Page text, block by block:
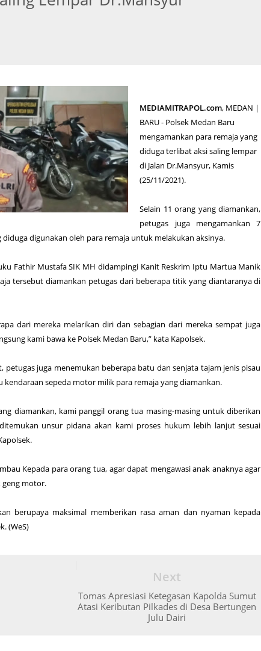
MEDIAMITRAPOL.com, MEDAN |
BARU - Polsek Medan Baru
mengamankan para remaja yang
diduga terlibat aksi saling lempar
di Jalan Dr.Mansyur, Kamis
(25/11/2021).
Selain 11 orang yang diamankan,
petugas juga mengamankan 7
digunakan oleh para remaja untuk melakukan aksinya.
Fathir Mustafa SIK MH didampingi Kanit Reskrim Iptu Martua Manik
tersebut diamankan petugas dari beberapa titik yang diantaranya di
dari mereka melarikan diri dan sebagian dari mereka sempat juga
kami bawa ke Polsek Medan Baru,” kata Kapolsek.
petugas juga menemukan beberapa batu dan senjata tajam jenis pisau
kendaraan sepeda motor milik para remaja yang diamankan.
diamankan, kami panggil orang tua masing-masing untuk diberikan
unsur pidana akan kami proses hukum lebih lanjut sesuai
Kepada para orang tua, agar dapat mengawasi anak anaknya agar
motor.
berupaya maksimal memberikan rasa aman dan nyaman kepada
(WeS)
Next
Tomas Apresiasi Ketegasan Kapolda Sumut
Atasi Keributan Pilkades di Desa Bertungen
Julu Dairi